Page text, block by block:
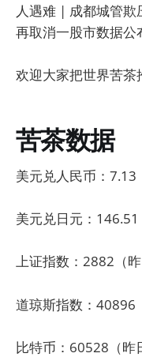
人遇难 | 成都城管
再取消一股市数据公
欢迎大家把世界苦茶
苦茶数据
美元兑人民币：7.13
美元兑日元：146.51
上证指数：2882（
道琼斯指数：40896
比特币：60528（昨